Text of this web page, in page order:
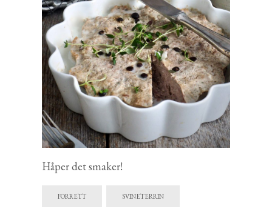
Håper det smaker!
FORRETT SVINETERRIN